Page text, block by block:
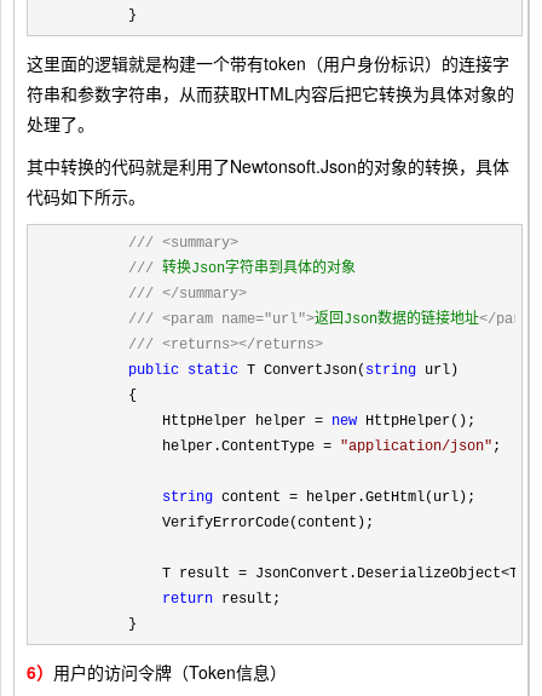
        }
这里面的逻辑就是构建一个带有token（用户身份标识）的连接字
符串和参数字符串，从而获取HTML内容后把它转换为具体对象的
处理了。
其中转换的代码就是利用了Newtonsoft.Json的对象的转换，具体
代码如下所示。
/// <summary>
/// 转换Json字符串到具体的对象
/// </summary>
/// <param name="url">返回Json数据的链接地址</
/// <returns></returns>
public static T ConvertJson( string url)
        {
            HttpHelper helper
= new HttpHelper();
            helper.ContentType
= "application/json" ;
string content = helper.GetHtml(url);
            VerifyErrorCode(content);
            T result
= JsonConvert.DeserializeObject<T>
return result;
        }
6） 用户的访问令牌（Token信息）